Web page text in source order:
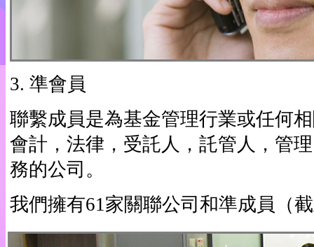
3. 準會員
聯繫成員是為基金管理行業或任何
會計，法律，受託人，託管人，管
務的公司。
我們擁有61家關聯公司和準成員（